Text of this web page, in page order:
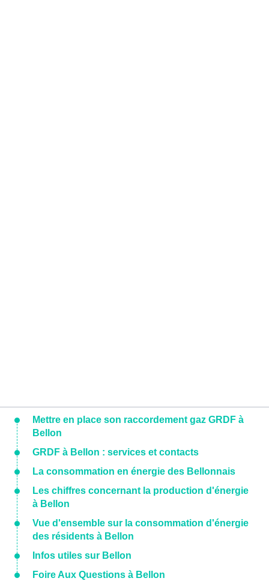
Mettre en place son raccordement gaz GRDF à
Bellon
GRDF à Bellon : services et contacts
La consommation en énergie des Bellonnais
Les chiffres concernant la production d'énergie
à Bellon
Vue d'ensemble sur la consommation d'énergie
des résidents à Bellon
Infos utiles sur Bellon
Foire Aux Questions à Bellon